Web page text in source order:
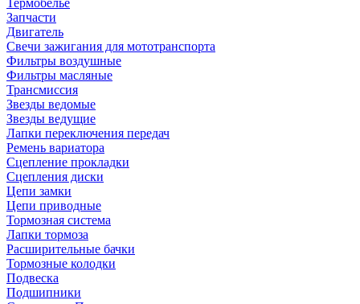
Термобелье
Запчасти
Двигатель
Свечи зажигания для мототранспорта
Фильтры воздушные
Фильтры масляные
Трансмиссия
Звезды ведомые
Звезды ведущие
Лапки переключения передач
Ремень вариатора
Сцепление прокладки
Сцепления диски
Цепи замки
Цепи приводные
Тормозная система
Лапки тормоза
Расширительные бачки
Тормозные колодки
Подвеска
Подшипники